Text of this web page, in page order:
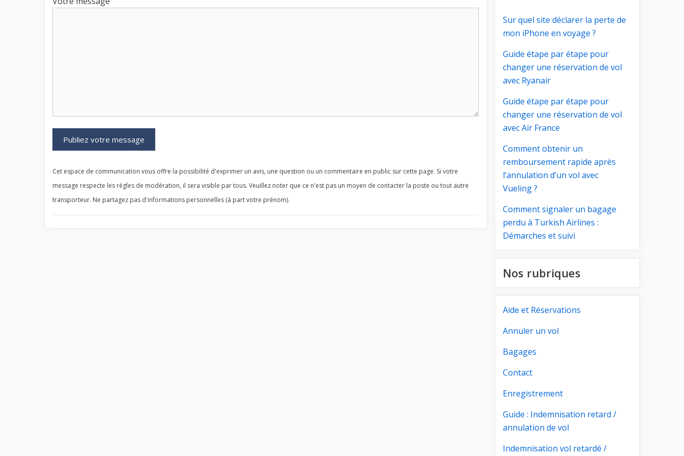
Cet espace de communication vous offre la possibilité d'exprimer un avis, une question ou un commentaire en public sur cette page. Si votre
message respecte les règles de modération, il sera visible par tous. Veuillez noter que ce n'est pas un moyen de contacter la poste ou tout autre
transporteur. Ne partagez pas d'informations personnelles (à part votre prénom).
Sur quel site déclarer la perte de
mon iPhone en voyage ?
Guide étape par étape pour
changer une réservation de vol
avec Ryanair
Guide étape par étape pour
changer une réservation de vol
avec Air France
Comment obtenir un
remboursement rapide après
l’annulation d’un vol avec
Vueling ?
Comment signaler un bagage
perdu à Turkish Airlines :
Démarches et suivi
Nos rubriques
Aide et Réservations
Annuler un vol
Bagages
Contact
Enregistrement
Guide : Indemnisation retard /
annulation de vol
Indemnisation vol retardé /